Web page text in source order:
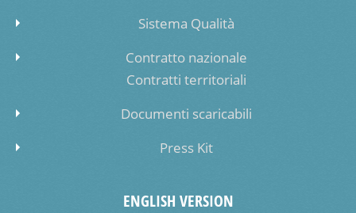
Sistema Qualità
Contratto nazionale
Contratti territoriali
Documenti scaricabili
Press Kit
ENGLISH VERSION